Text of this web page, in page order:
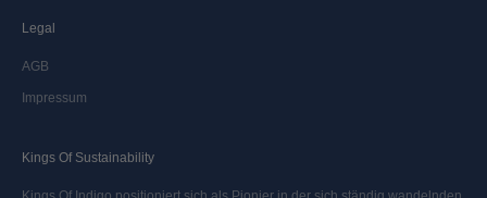
Legal
AGB
Impressum
Kings Of Sustainability